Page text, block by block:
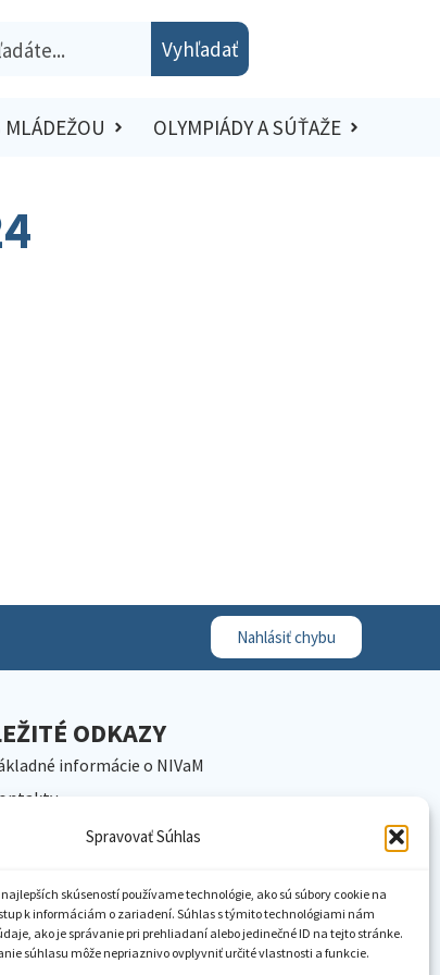
Spravovať Súhlas
skúseností používame technológie, ako sú súbory cookie na
k informáciám o zariadení. Súhlas s týmito technológiami nám
ako je správanie pri prehliadaní alebo jedinečné ID na tejto stránke.
súhlasu môže nepriaznivo ovplyvniť určité vlastnosti a funkcie.
Vyhľadať
MLÁDEŽOU OLYMPIÁDY A SÚŤAŽE
Nahlásiť chybu
ODKAZY
informácie o NIVaM
NIVaM
inštitúcie